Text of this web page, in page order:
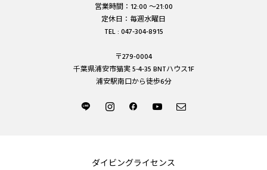
営業時間：12:00 ～21:00
定休日：毎週水曜日
TEL : 047-304-8915
〒279-0004
千葉県浦安市猫実 5-4-35 BNTハウス1F
浦安駅南口から徒歩6分
ダイビングライセンス